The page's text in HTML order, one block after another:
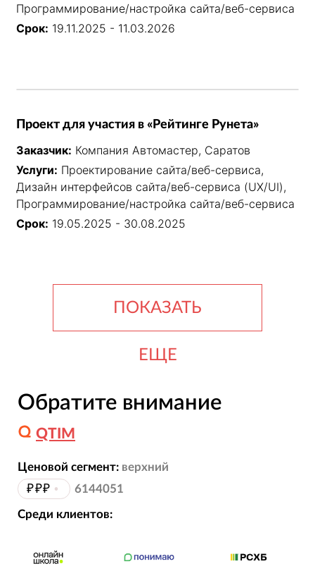
Программирование/настройка сайта/веб-сервиса
Срок: 19.11.2025 - 11.03.2026
Проект для участия в «Рейтинге Рунета»
Заказчик: Компания Автомастер, Саратов
Услуги: Проектирование сайта/веб-сервиса,
Дизайн интерфейсов сайта/веб-сервиса (UX/UI),
Программирование/настройка сайта/веб-сервиса
Срок: 19.05.2025 - 30.08.2025
ПОКАЗАТЬ
ЕЩЕ
Обратите внимание
QTIM
Ценовой сегмент: верхний
₽₽₽ • 6144051
Среди клиентов: